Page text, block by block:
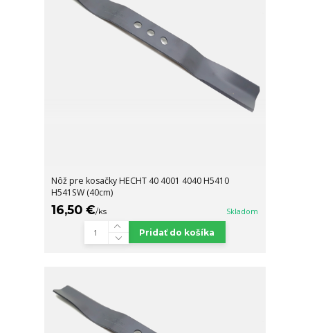
Nôž pre kosačky HECHT 40 4001 4040 H5410
H541SW (40cm)
16,50 €/ks Skladom
Pridať do košíka